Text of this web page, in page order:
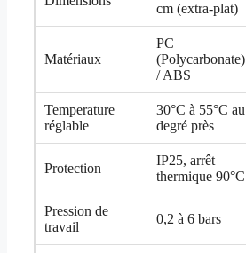
cm (extra-plat)
Matériaux
PC
(Polycarbonate)
/ ABS
Temperature
réglable
30°C à 55°C au
degré près
Protection
IP25, arrêt
thermique 90°C
Pression de
travail
0,2 à 6 bars